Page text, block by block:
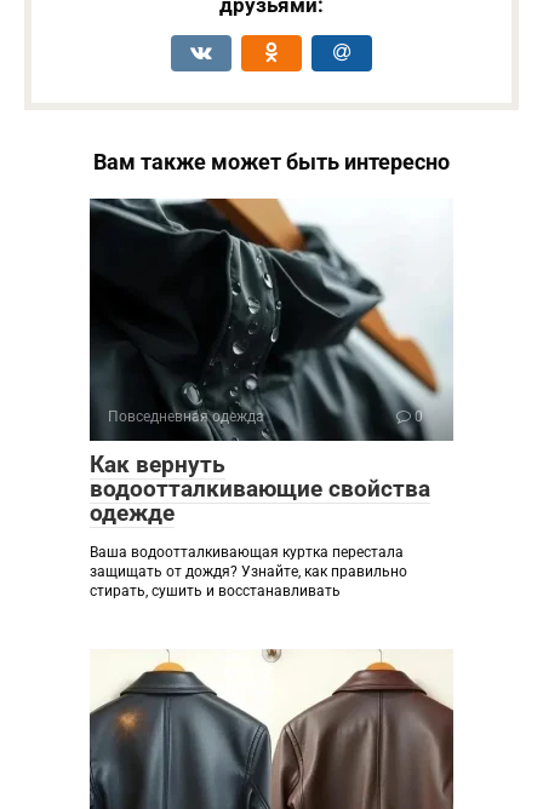
Вам также может быть интересно
Повседневная одежда 0
Как вернуть
водоотталкивающие свойства
одежде
Ваша водоотталкивающая куртка перестала
защищать от дождя? Узнайте, как правильно
стирать, сушить и восстанавливать